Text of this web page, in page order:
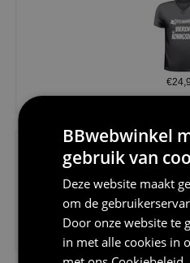
Koningsdag shirt
V-hals shirt rood
BBwebwinkel
gebruik van
Deze website maakt
om de
Door onze website te
in met alle cookies in